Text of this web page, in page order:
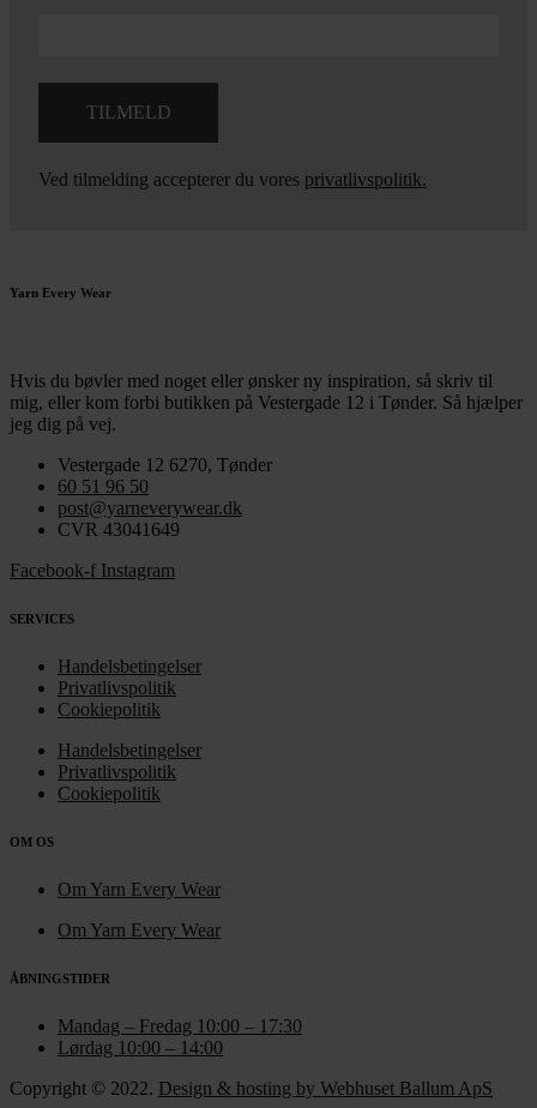
Ved tilmelding accepterer du vores privatlivspolitik.
Yarn Every Wear
Hvis du bøvler med noget eller ønsker ny inspiration, så skriv til
mig, eller kom forbi butikken på Vestergade 12 i Tønder. Så hjælper
jeg dig på vej.
Vestergade 12 6270, Tønder
60 51 96 50
post@yarneverywear.dk
CVR 43041649
Facebook-f Instagram
SERVICES
Handelsbetingelser
Privatlivspolitik
Cookiepolitik
Handelsbetingelser
Privatlivspolitik
Cookiepolitik
OM OS
Om Yarn Every Wear
Om Yarn Every Wear
ÅBNINGSTIDER
Mandag – Fredag 10:00 – 17:30
Lørdag 10:00 – 14:00
Copyright © 2022. Design & hosting by Webhuset Ballum ApS